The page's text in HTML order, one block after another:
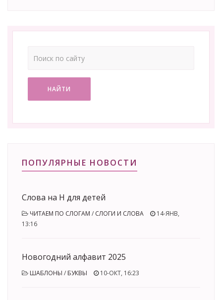
НАЙТИ
ПОПУЛЯРНЫЕ НОВОСТИ
Слова на Н для детей
ЧИТАЕМ ПО СЛОГАМ / СЛОГИ И СЛОВА
14-ЯНВ,
13:16
Новогодний алфавит 2025
ШАБЛОНЫ / БУКВЫ 10-ОКТ, 16:23